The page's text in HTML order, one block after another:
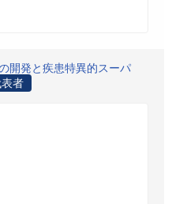
開発と疾患特異的スーパ
者